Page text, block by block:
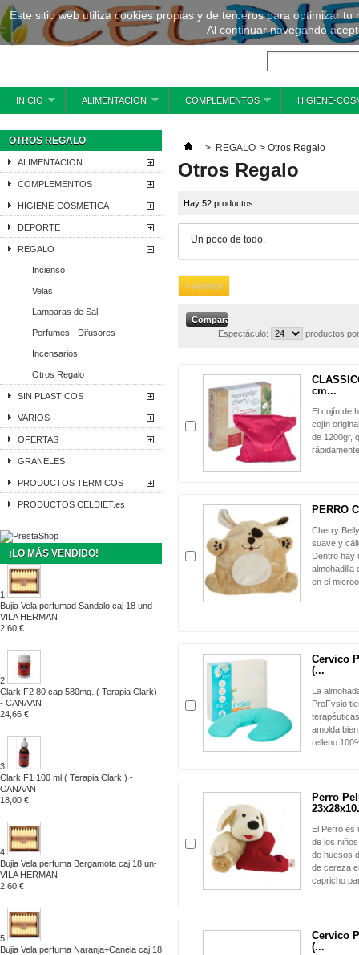
INICIO ALIMENTACION COMPLEMENTOS HIGIENE-
OTROS REGALO
ALIMENTACION
COMPLEMENTOS
HIGIENE-COSMETICA
DEPORTE
REGALO
Incienso
Velas
Lamparas de Sal
Perfumes - Difusores
Incensarios
Otros Regalo
SIN PLASTICOS
VARIOS
OFERTAS
GRANELES
PRODUCTOS TERMICOS
PRODUCTOS CELDIET.es
¡LO MÁS VENDIDO!
1
Bujia Vela perfumad Sandalo caj 18 und-
VILA HERMAN
2,60 €
2
Clark F2 80 cap 580mg. ( Terapia Clark)
- CANAAN
24,66 €
3
Clark F1 100 ml ( Terapia Clark ) -
CANAAN
18,00 €
4
Bujia Vela perfuma Bergamota caj 18 un-
VILA HERMAN
2,60 €
5
Bujia Vela perfuma Naranja+Canela caj 18
> REGALO > Otros Regalo
Otros Regalo
Hay 52 productos.
Un poco de todo.
« Anterior
Espectáculo: productos
cm...
El cojín de
cojín
de 1200gr,
PERRO
Cherry
suave y
Dentro hay
almohadilla
en el
Cervico
(...
La
ProFysio
amolda
relleno
Perro
El Perro es
de los
de huesos
de cereza
capricho
Cervico
(...
Este sitio web utiliza cookies propias y de terceros para optimizar
Al continuar navegando